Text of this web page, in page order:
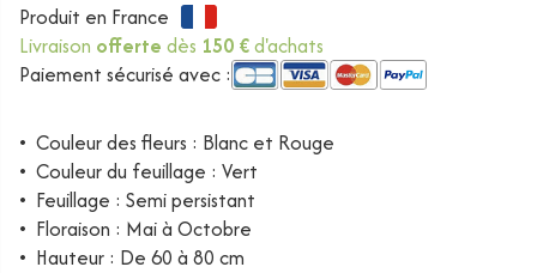
Produit en France
Livraison offerte dès 150 €d'achats
Paiement sécurisé avec :
• Couleur des fleurs : Blanc et Rouge
• Couleur du feuillage : Vert
• Feuillage : Semi persistant
• Floraison : Mai à Octobre
• Hauteur : De 60 à 80 cm